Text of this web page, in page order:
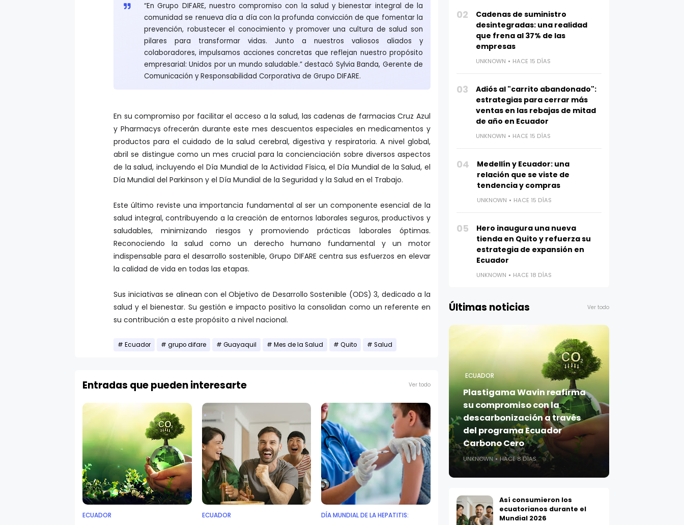
“En Grupo DIFARE, nuestro compromiso con la salud y bienestar integral de la
comunidad se renueva día a día con la profunda convicción de que fomentar la
prevención, robustecer el conocimiento y promover una cultura de salud son
pilares para transformar vidas. Junto a nuestros valiosos aliados y
colaboradores, impulsamos acciones concretas que reflejan nuestro propósito
empresarial: Unidos por un mundo saludable.” destacó Sylvia Banda, Gerente de
Comunicación y Responsabilidad Corporativa de Grupo DIFARE.
En su compromiso por facilitar el acceso a la salud, las cadenas de farmacias Cruz Azul
y Pharmacys ofrecerán durante este mes descuentos especiales en medicamentos y
productos para el cuidado de la salud cerebral, digestiva y respiratoria. A nivel global,
abril se distingue como un mes crucial para la concienciación sobre diversos aspectos
de la salud, incluyendo el Día Mundial de la Actividad Física, el Día Mundial de la Salud, el
Día Mundial del Parkinson y el Día Mundial de la Seguridad y la Salud en el Trabajo.
Este último reviste una importancia fundamental al ser un componente esencial de la
salud integral, contribuyendo a la creación de entornos laborales seguros, productivos y
saludables, minimizando riesgos y promoviendo prácticas laborales óptimas.
Reconociendo la salud como un derecho humano fundamental y un motor
indispensable para el desarrollo sostenible, Grupo DIFARE centra sus esfuerzos en elevar
la calidad de vida en todas las etapas.
Sus iniciativas se alinean con el Objetivo de Desarrollo Sostenible (ODS) 3, dedicado a la
salud y el bienestar. Su gestión e impacto positivo la consolidan como un referente en
su contribución a este propósito a nivel nacional.
Ecuador grupo difare Guayaquil Mes de la Salud Quito Salud
Entradas que pueden interesarte Ver todo
ECUADOR ECUADOR DÍA MUNDIAL DE LA HEPATITIS:
02
Cadenas de suministro
desintegradas: una realidad
que frena al 37% de las
empresas
UNKNOWN HACE 15 DÍAS
03
Adiós al "carrito abandonado":
estrategias para cerrar más
ventas en las rebajas de mitad
de año en Ecuador
UNKNOWN HACE 15 DÍAS
04
Medellín y Ecuador: una
relación que se viste de
tendencia y compras
UNKNOWN HACE 15 DÍAS
05
Hero inaugura una nueva
tienda en Quito y refuerza su
estrategia de expansión en
Ecuador
UNKNOWN HACE 18 DÍAS
Últimas noticias Ver todo
ECUADOR
Plastigama Wavin reafirma
su compromiso con la
descarbonización a través
del programa Ecuador
Carbono Cero
UNKNOWN HACE 8 DÍAS
Así consumieron los
ecuatorianos durante el
Mundial 2026